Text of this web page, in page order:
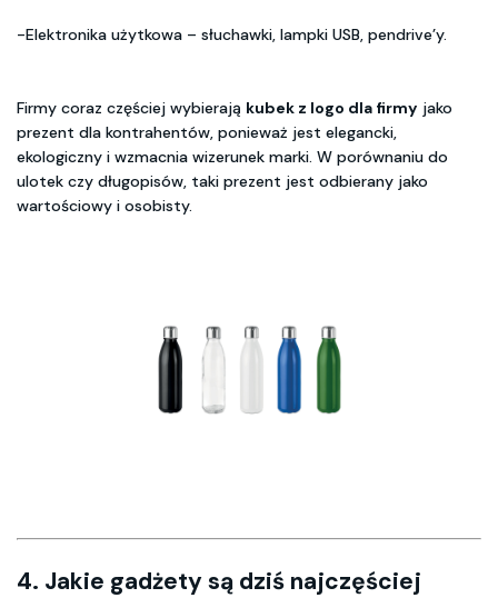
-Elektronika użytkowa – słuchawki, lampki USB, pendrive’y.
Firmy coraz częściej wybierają kubek z logo dla firmy jako
prezent dla kontrahentów, ponieważ jest elegancki,
ekologiczny i wzmacnia wizerunek marki. W porównaniu do
ulotek czy długopisów, taki prezent jest odbierany jako
wartościowy i osobisty.
4. Jakie gadżety są dziś najczęściej